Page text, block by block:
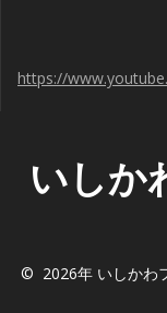
https://
いしか
© 2026年 いしかわ